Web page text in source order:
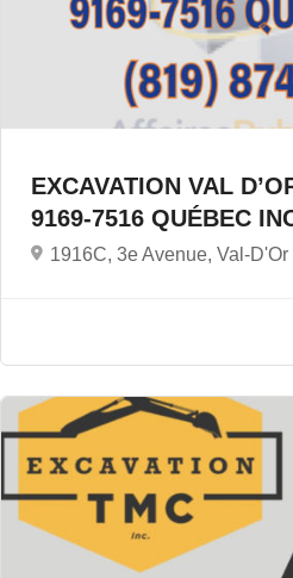
EXCAVATION VAL
9169-7516 QUÉBEC
1916C, 3e Avenue, Val-D'Or